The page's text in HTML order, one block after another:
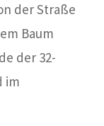
der Straße
Baum
der 32-
im